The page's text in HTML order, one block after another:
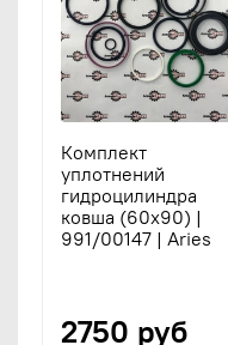
Комплект
уплотнений
гидроцилиндра
ковша (60x90) |
991/00147 | Aries
2750 руб